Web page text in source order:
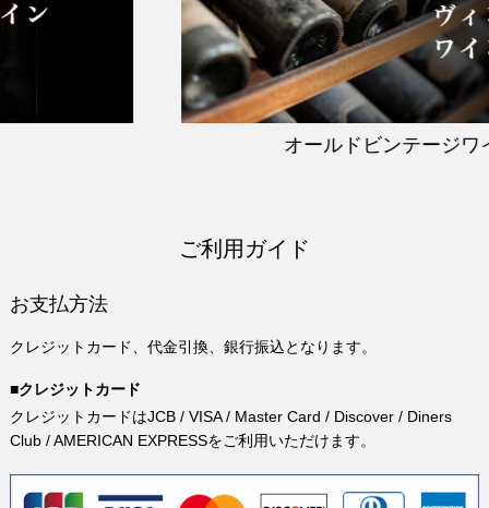
オールドビンテージワイ
ご利用ガイド
お支払方法
クレジットカード、代金引換、銀行振込となります。
■クレジットカード
クレジットカードはJCB / VISA / Master Card / Discover / Diners
Club / AMERICAN EXPRESSをご利用いただけます。